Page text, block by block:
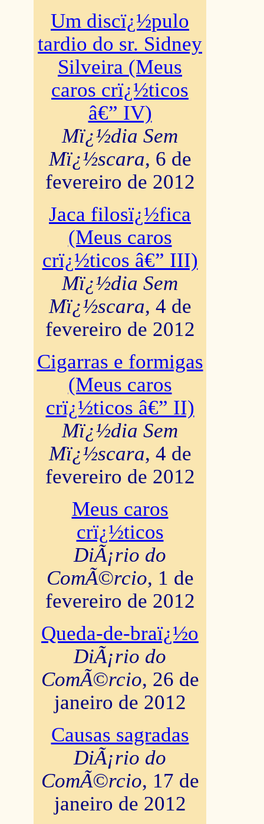
Um discï¿½pulo
tardio do sr. Sidney
Silveira (Meus
caros crï¿½ticos
â€” IV)
Mï¿½dia Sem
Mï¿½scara, 6 de
fevereiro de 2012
Jaca filosï¿½fica
(Meus caros
crï¿½ticos â€” III)
Mï¿½dia Sem
Mï¿½scara, 4 de
fevereiro de 2012
Cigarras e formigas
(Meus caros
crï¿½ticos â€” II)
Mï¿½dia Sem
Mï¿½scara, 4 de
fevereiro de 2012
Meus caros
crï¿½ticos
DiÃ¡rio do
ComÃ©rcio, 1 de
fevereiro de 2012
Queda-de-braï¿½o
DiÃ¡rio do
ComÃ©rcio, 26 de
janeiro de 2012
Causas sagradas
DiÃ¡rio do
ComÃ©rcio, 17 de
janeiro de 2012